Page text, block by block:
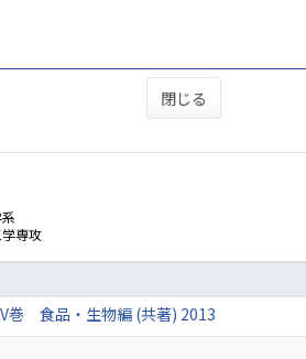
閉じる
専攻
巻 食品・生物編 (共著) 2013